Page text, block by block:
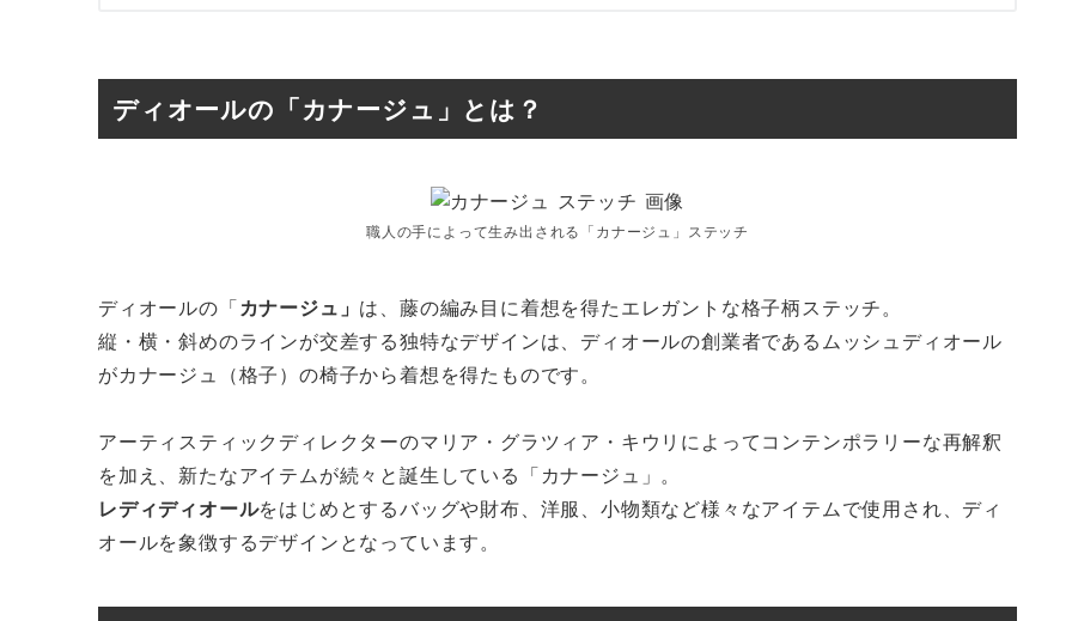
ディオールの「カナージュ」とは？
職人の手によって生み出される「カナージュ」ステッチ
ディオールの「カナージュ」 は、藤の編み目に着想を得たエレガントな格子柄ステッチ。
縦・横・斜めのラインが交差する独特なデザインは、ディオールの創業者であるムッシュディオール
がカナージュ（格子）の椅子から着想を得たものです。
アーティスティックディレクターのマリア・グラツィア・キウリによってコンテンポラリーな再解釈
を加え、新たなアイテムが続々と誕生している「カナージュ」。
レディディオールをはじめとするバッグや財布、洋服、小物類など様々なアイテムで使用され、ディ
オールを象徴するデザインとなっています。